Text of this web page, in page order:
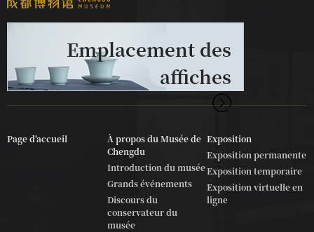
Emplacement des
affiches
Page d'accueil
À propos du Musée de
Chengdu
Introduction du musée
Grands événements
Discours du
conservateur du
musée
Exposition
Exposition permanente
Exposition temporaire
Exposition virtuelle en
ligne